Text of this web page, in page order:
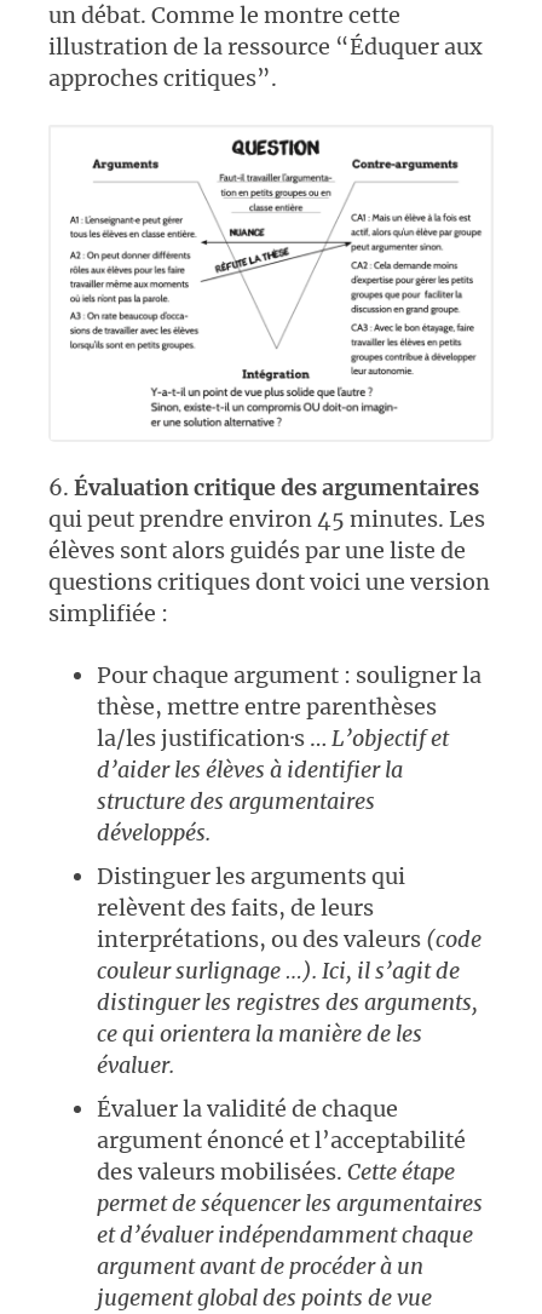
un débat. Comme le montre cette
illustration de la ressource “Éduquer aux
approches critiques”.
6. Évaluation critique des argumentaires
qui peut prendre environ 45 minutes. Les
élèves sont alors guidés par une liste de
questions critiques dont voici une version
simplifiée :
Pour chaque argument : souligner la
thèse, mettre entre parenthèses
la/les justification·s … L’objectif et
d’aider les élèves à identifier la
structure des argumentaires
développés.
Distinguer les arguments qui
relèvent des faits, de leurs
interprétations, ou des valeurs (code
couleur surlignage …). Ici, il s’agit de
distinguer les registres des arguments,
ce qui orientera la manière de les
évaluer.
Évaluer la validité de chaque
argument énoncé et l’acceptabilité
des valeurs mobilisées. Cette étape
permet de séquencer les argumentaires
et d’évaluer indépendamment chaque
argument avant de procéder à un
jugement global des points de vue